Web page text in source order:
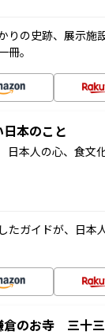
りの史跡、展示
。
本のこと
本人の心、食文
たガイドが、日
倉のお寺 三十